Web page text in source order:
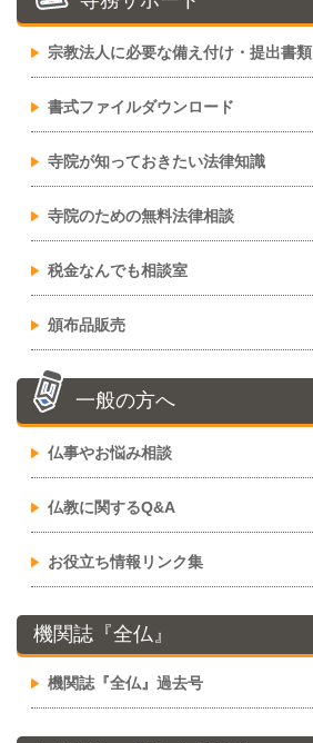
宗教法人に必要な備え付け・提出書類
書式ファイルダウンロード
寺院が知っておきたい法律知識
寺院のための無料法律相談
税金なんでも相談室
頒布品販売
一般の方へ
仏事やお悩み相談
仏教に関するQ&A
お役立ち情報リンク集
機関誌『全仏』
機関誌『全仏』過去号